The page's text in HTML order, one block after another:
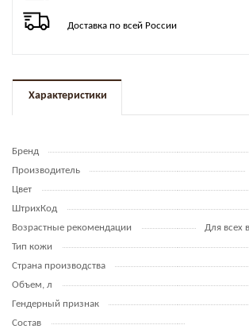
Доставка по всей России
Характеристики
Бренд
Производитель
Цвет
ШтрихКод
Возрастные рекомендации
Для всех
Тип кожи
Страна производства
Объем, л
Гендерный признак
Состав